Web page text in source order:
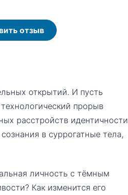
отзыв
открытий. И пусть
прорыв
расстройств идентичности
в суррогатные тела,
личность с тёмным
Как изменится его